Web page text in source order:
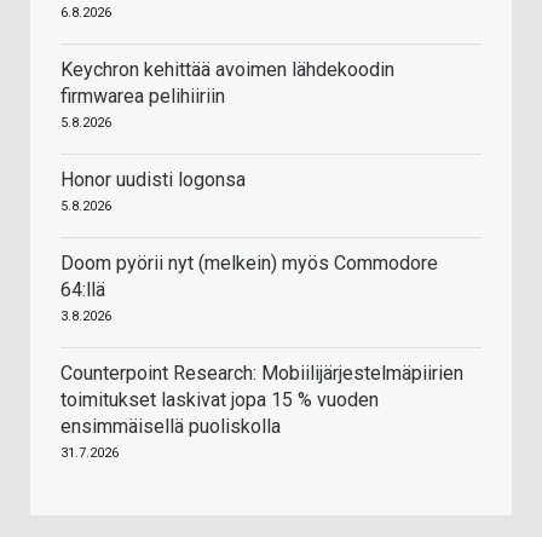
6.8.2026
Keychron kehittää avoimen lähdekoodin
firmwarea pelihiiriin
5.8.2026
Honor uudisti logonsa
5.8.2026
Doom pyörii nyt (melkein) myös Commodore
64:llä
3.8.2026
Counterpoint Research: Mobiilijärjestelmäpiirien
toimitukset laskivat jopa 15 % vuoden
ensimmäisellä puoliskolla
31.7.2026